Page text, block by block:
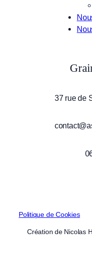
37 rue de
Politique de Cookies
Création de Nicolas